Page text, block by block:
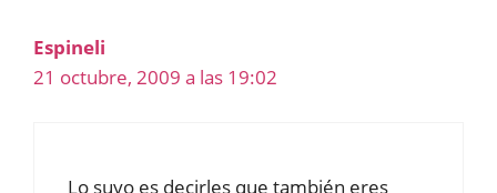
Espineli
21 octubre, 2009 a las 19:02
Lo suyo es decirles que también eres